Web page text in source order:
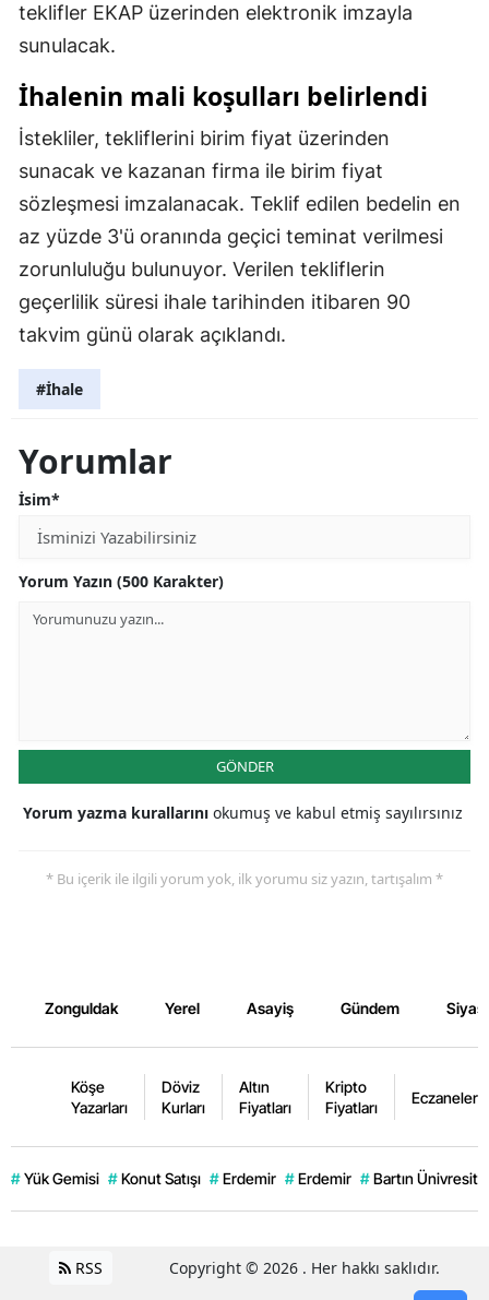
teklifler EKAP üzerinden elektronik imzayla
sunulacak.
İhalenin mali koşulları belirlendi
İstekliler, tekliflerini birim fiyat üzerinden
sunacak ve kazanan firma ile birim fiyat
sözleşmesi imzalanacak. Teklif edilen bedelin en
az yüzde 3'ü oranında geçici teminat verilmesi
zorunluluğu bulunuyor. Verilen tekliflerin
geçerlilik süresi ihale tarihinden itibaren 90
takvim günü olarak açıklandı.
#İhale
Yorumlar
İsim*
Yorum Yazın (500 Karakter)
GÖNDER
Yorum yazma kurallarını okumuş ve kabul etmiş sayılırsınız
* Bu içerik ile ilgili yorum yok, ilk yorumu siz yazın, tartışalım *
Zonguldak Yerel Asayiş Gündem
Köşe
Yazarları
Döviz
Kurları
Altın
Fiyatları
Kripto
Fiyatları
Eczaneler
# Yük Gemisi # Konut Satışı # Erdemir # Erdemir # Bartın
RSS Copyright © 2026 . Her hakkı saklıdır.